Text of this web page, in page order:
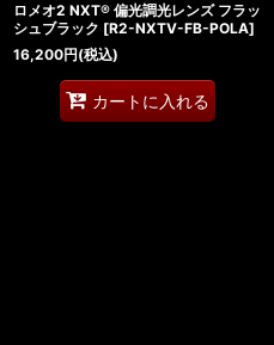
ロメオ2 NXT® 偏光調光レンズ フラッ
シュブラック [R2-NXTV-FB-POLA]
16,200円(税込)
カートに入れる